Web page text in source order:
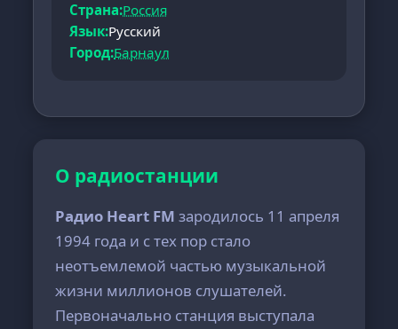
Страна:Россия
Язык:Русский
Город:Барнаул
О радиостанции
Радио Heart FM зародилось 11 апреля
1994 года и с тех пор стало
неотъемлемой частью музыкальной
жизни миллионов слушателей.
Первоначально станция выступала